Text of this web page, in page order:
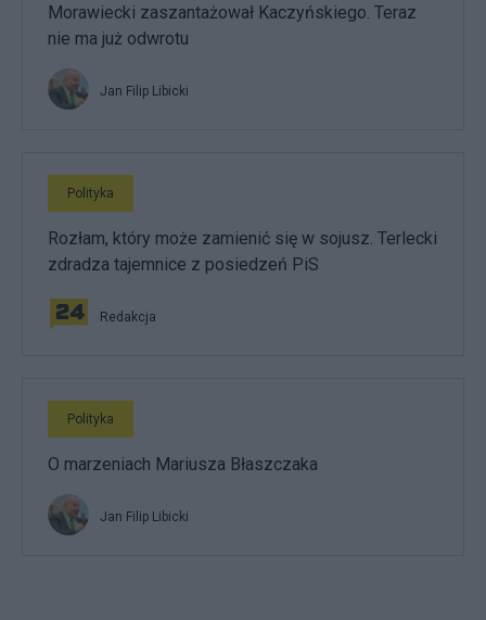
Morawiecki zaszantażował Kaczyńskiego. Teraz
nie ma już odwrotu
Jan Filip Libicki
Polityka
Rozłam, który może zamienić się w sojusz. Terlecki
zdradza tajemnice z posiedzeń PiS
Redakcja
Polityka
O marzeniach Mariusza Błaszczaka
Jan Filip Libicki